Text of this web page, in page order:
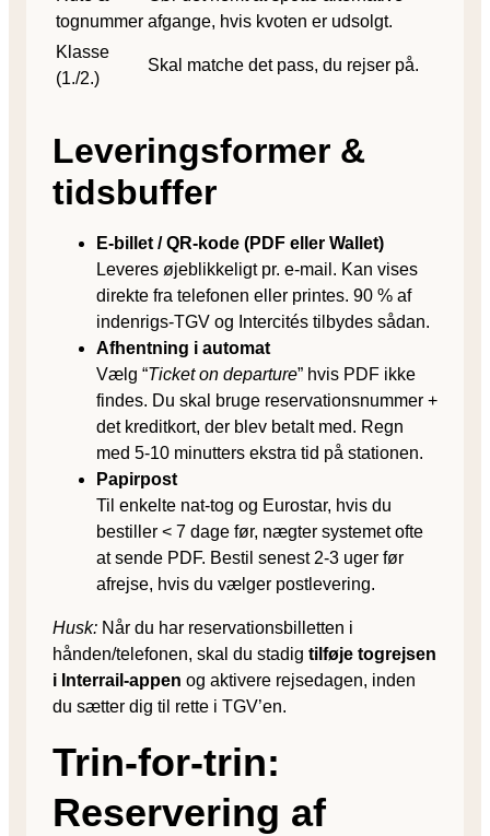
tognummer afgange, hvis kvoten er udsolgt.
Klasse
(1./2.)
Skal matche det pass, du rejser på.
Leveringsformer &
tidsbuffer
E-billet / QR-kode (PDF eller Wallet)
Leveres øjeblikkeligt pr. e-mail. Kan vises
direkte fra telefonen eller printes. 90 % af
indenrigs-TGV og Intercités tilbydes sådan.
Afhentning i automat
Vælg “Ticket on departure” hvis PDF ikke
findes. Du skal bruge reservationsnummer +
det kreditkort, der blev betalt med. Regn
med 5-10 minutters ekstra tid på stationen.
Papirpost
Til enkelte nat-tog og Eurostar, hvis du
bestiller < 7 dage før, nægter systemet ofte
at sende PDF. Bestil senest 2-3 uger før
afrejse, hvis du vælger postlevering.
Husk: Når du har reservationsbilletten i
hånden/telefonen, skal du stadig tilføje togrejsen
i Interrail-appen og aktivere rejsedagen, inden
du sætter dig til rette i TGV’en.
Trin-for-trin:
Reservering af